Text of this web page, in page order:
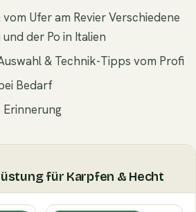
Ufer am Revier Verschiedene
der Po in Italien
& Technik-Tipps vom Profi
Bedarf
Erinnerung
für Karpfen & Hecht